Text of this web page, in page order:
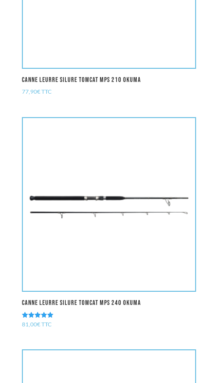
Canne leurre Silure TOMCAT MPS 210 OKUMA
77,90€TTC
Canne leurre Silure TOMCAT MPS 240 OKUMA
Note
5.00
81,00€TTC